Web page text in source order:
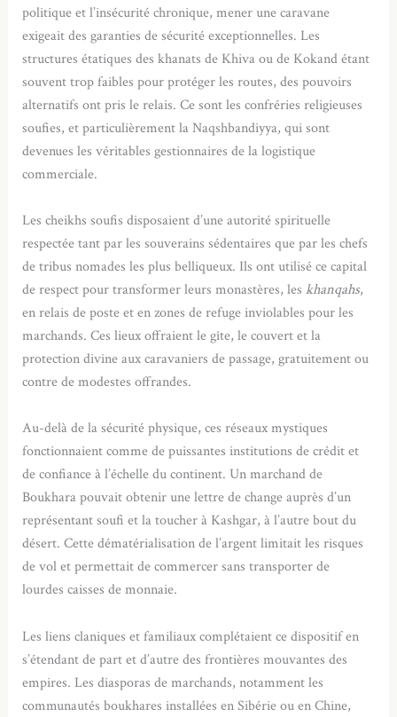
politique et l’insécurité chronique, mener une caravane
exigeait des garanties de sécurité exceptionnelles. Les
structures étatiques des khanats de Khiva ou de Kokand étant
souvent trop faibles pour protéger les routes, des pouvoirs
alternatifs ont pris le relais. Ce sont les confréries religieuses
soufies, et particulièrement la Naqshbandiyya, qui sont
devenues les véritables gestionnaires de la logistique
commerciale.
Les cheikhs soufis disposaient d’une autorité spirituelle
respectée tant par les souverains sédentaires que par les chefs
de tribus nomades les plus belliqueux. Ils ont utilisé ce capital
de respect pour transformer leurs monastères, leskhanqahs,
en relais de poste et en zones de refuge inviolables pour les
marchands. Ces lieux offraient le gîte, le couvert et la
protection divine aux caravaniers de passage, gratuitement ou
contre de modestes offrandes.
Au-delà de la sécurité physique, ces réseaux mystiques
fonctionnaient comme de puissantes institutions de crédit et
de confiance à l’échelle du continent. Un marchand de
Boukhara pouvait obtenir une lettre de change auprès d’un
représentant soufi et la toucher à Kashgar, à l’autre bout du
désert. Cette dématérialisation de l’argent limitait les risques
de vol et permettait de commercer sans transporter de
lourdes caisses de monnaie.
Les liens claniques et familiaux complétaient ce dispositif en
s’étendant de part et d’autre des frontières mouvantes des
empires. Les diasporas de marchands, notamment les
communautés boukhares installées en Sibérie ou en Chine,